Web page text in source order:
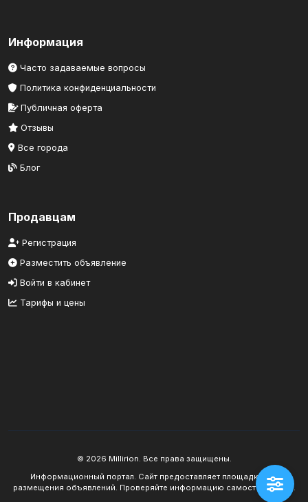
Информация
Часто задаваемые вопросы
Политика конфиденциальности
Публичная оферта
Отзывы
Все города
Блог
Продавцам
Регистрация
Разместить объявление
Войти в кабинет
Тарифы и цены
© 2026 Millirion. Все права защищены.
Информационный портал. Сайт предоставляет площадку для
размещения объявлений. Проверяйте информацию самостоятельно.